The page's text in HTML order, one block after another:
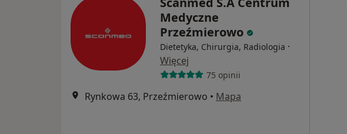
Medyczne
Przeźmierowo
Dietetyka, Chirurgia, Radiologia ·
Więcej
75 opinii
Rynkowa 63, Przeźmierowo • Mapa